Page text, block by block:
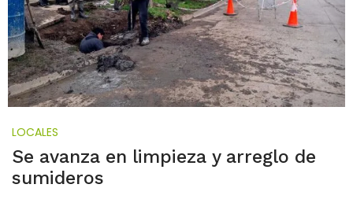
LOCALES
Se avanza en limpieza y arreglo de
sumideros